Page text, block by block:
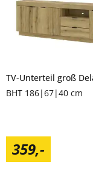
TV-Unterteil groß
BHT 186|67|40 cm
359,-